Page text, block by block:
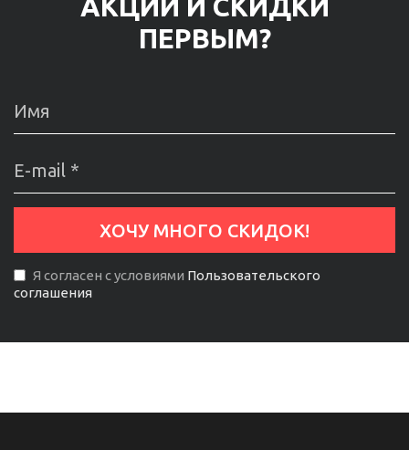
АКЦИИ И СКИДКИ
ПЕРВЫМ?
Я согласен с условиями Пользовательского
соглашения